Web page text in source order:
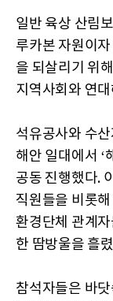
일반 육상 산림
루카본 자원이
을 되살리기 위
지역사회와 연
석유공사와 수
해안 일대에서 ‘
공동 진행했다.
직원들을 비롯
환경단체 관계
한 땀방울을 흘
참석자들은 바